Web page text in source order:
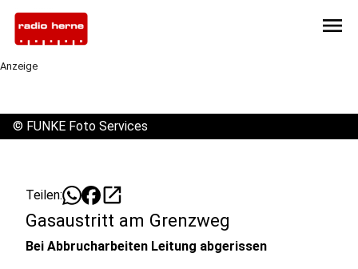
menu
Anzeige
© FUNKE Foto Services
Teilen: open_in_new
Gasaustritt am Grenzweg
Bei Abbrucharbeiten Leitung abgerissen